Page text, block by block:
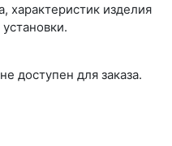
характеристик изделия
доступен для заказа.